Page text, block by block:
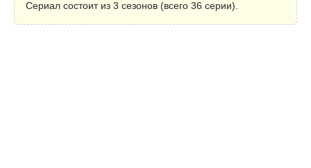
Сериал состоит из 3 сезонов (всего 36 серии).